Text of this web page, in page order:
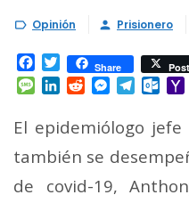
 Opinión  Prisionero
Facebook
TwitterShare Post
Message
LinkedInRedditMessenger
El epidemiólogo
también se
de covid-19,